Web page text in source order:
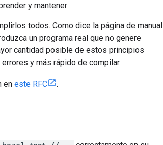
y mantener
todos. Como dice la página de manual
un programa real que no genere
cantidad posible de estos principios
y más rápido de compilar.
en este RFC .